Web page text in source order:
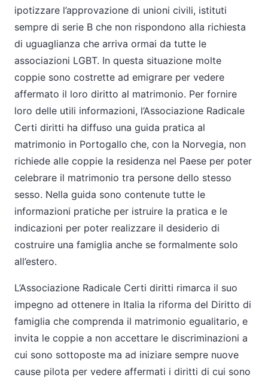
ipotizzare l’approvazione di unioni civili, istituti
sempre di serie B che non rispondono alla richiesta
di uguaglianza che arriva ormai da tutte le
associazioni LGBT. In questa situazione molte
coppie sono costrette ad emigrare per vedere
affermato il loro diritto al matrimonio. Per fornire
loro delle utili informazioni, l’Associazione Radicale
Certi diritti ha diffuso una guida pratica al
matrimonio in Portogallo che, con la Norvegia, non
richiede alle coppie la residenza nel Paese per poter
celebrare il matrimonio tra persone dello stesso
sesso. Nella guida sono contenute tutte le
informazioni pratiche per istruire la pratica e le
indicazioni per poter realizzare il desiderio di
costruire una famiglia anche se formalmente solo
all’estero.
L’Associazione Radicale Certi diritti rimarca il suo
impegno ad ottenere in Italia la riforma del Diritto di
famiglia che comprenda il matrimonio egualitario, e
invita le coppie a non accettare le discriminazioni a
cui sono sottoposte ma ad iniziare sempre nuove
cause pilota per vedere affermati i diritti di cui sono